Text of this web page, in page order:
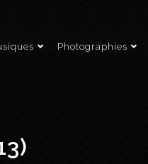
Photographies